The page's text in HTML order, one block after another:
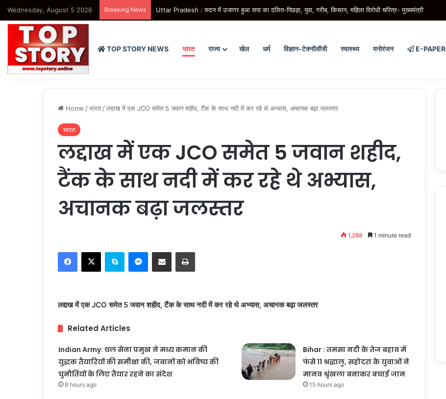
Wednesday, August 5 2026 Breaking News Uttar Pradesh : यूपी में आबकारी विभाग का नया कीर्तिमान, 4 माह में 20,862 करोड़ रुपये से अधिक का राजस्व
TOP STORY NEWS भारत राज्य खेल धर्म विज्ञान-टेक्नॉलॉजी स्वास्थ्य मनोरंजन E-PAPER
Home /भारत /लद्दाख में एक JCO समेत 5 जवान शहीद, टैंक के साथ नदी में कर रहे थे अभ्यास, अचानक बढ़ा जलस्तर
भारत
लद्दाख में एक JCO समेत 5 जवान शहीद,
टैंक के साथ नदी में कर रहे थे अभ्यास,
अचानक बढ़ा जलस्तर
1,288 1 minute read
Facebook
X Skype Messenger
Share via Email Print
लद्दाख में एक JCO समेत 5 जवान शहीद, टैंक के साथ नदी में कर रहे थे अभ्यास, अचानक बढ़ा जलस्तर
Related Articles
Indian Army: थल सेना प्रमुख ने मध्य कमान की
युद्धक तैयारियों की समीक्षा की, जवानों को भविष्य की
चुनौतियों के लिए तैयार रहने का संदेश
8 hours ago
Bihar : तमसा नदी के तेज बहाव में
फंसे 11 श्रद्धालु, सहोदरा के युवाओं ने
मानव श्रृंखला बनाकर बचाई जान
15 hours ago